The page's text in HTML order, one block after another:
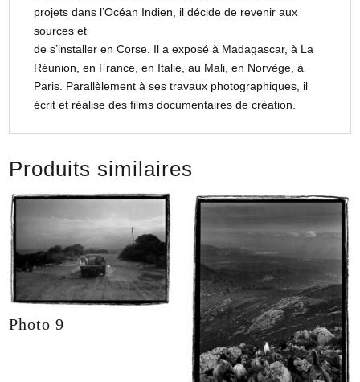
projets dans l’Océan Indien, il décide de revenir aux
sources et
de s’installer en Corse. Il a exposé à Madagascar, à La
Réunion, en France, en Italie, au Mali, en Norvège, à
Paris. Parallèlement à ses travaux photographiques, il
écrit et réalise des films documentaires de création.
Produits similaires
Photo 9